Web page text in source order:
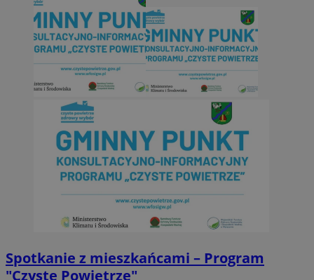
Spotkanie z mieszkańcami – Program
"Czyste Powietrze"